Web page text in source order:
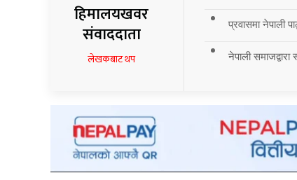
हिमालयखवर
संवाददाता
लेखकबाट थप
प्रवासमा नेपाली
नेपाली